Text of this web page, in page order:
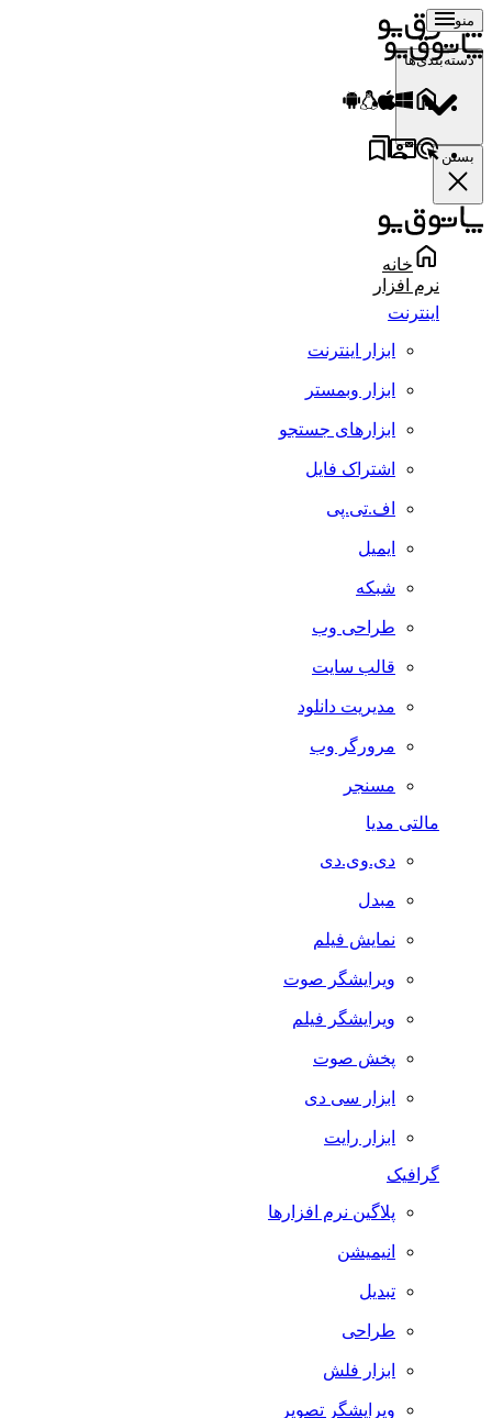
منو
دسته‌بندی‌ها
بستن
خانه
نرم افزار
اینترنت
ابزار اینترنت
ابزار وبمستر
ابزارهای جستجو
اشتراک فایل
اف.تی.پی
ایمیل
شبکه
طراحی وب
قالب سایت
مدیریت دانلود
مرورگر وب
مسنجر
مالتی مدیا
دی.وی.دی
مبدل
نمایش فیلم
ویرایشگر صوت
ویرایشگر فیلم
پخش صوت
ابزار سی دی
ابزار رایت
گرافیک
پلاگین نرم افزارها
انیمیشن
تبدیل
طراحی
ابزار فلش
ویرایشگر تصویر